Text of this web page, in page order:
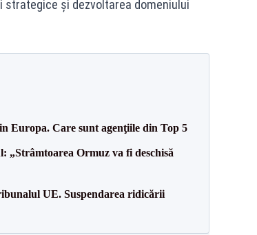
și dezvoltarea domeniului
Europa. Care sunt agenţiile din Top 5
„Strâmtoarea Ormuz va fi deschisă
UE. Suspendarea ridicării